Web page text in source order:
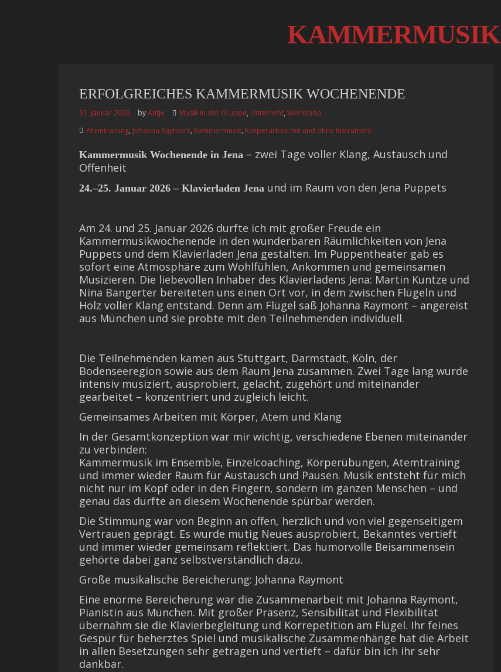
KAMMERMUSIK
ERFOLGREICHES KAMMERMUSIK WOCHENENDE
31. Januar 2026 byAntje Musik in der Gruppe, Unterricht, Workshop
Atemtraining, Johanna Raymont, Kammermusik, Körperarbeit mit und ohne Instrument
Kammermusik Wochenende in Jena – zwei Tage voller Klang, Austausch und
Offenheit
24.–25. Januar 2026 – Klavierladen Jena und im Raum von den Jena Puppets
Am 24. und 25. Januar 2026 durfte ich mit großer Freude ein
Kammermusikwochenende in den wunderbaren Räumlichkeiten von Jena
Puppets und dem Klavierladen Jena gestalten. Im Puppentheater gab es
sofort eine Atmosphäre zum Wohlfühlen, Ankommen und gemeinsamen
Musizieren. Die liebevollen Inhaber des Klavierladens Jena: Martin Kuntze und
Nina Bangerter bereiteten uns einen Ort vor, in dem zwischen Flügeln und
Holz voller Klang entstand. Denn am Flügel saß Johanna Raymont – angereist
aus München und sie probte mit den Teilnehmenden individuell.
Die Teilnehmenden kamen aus Stuttgart, Darmstadt, Köln, der
Bodenseeregion sowie aus dem Raum Jena zusammen. Zwei Tage lang wurde
intensiv musiziert, ausprobiert, gelacht, zugehört und miteinander
gearbeitet – konzentriert und zugleich leicht.
Gemeinsames Arbeiten mit Körper, Atem und Klang
In der Gesamtkonzeption war mir wichtig, verschiedene Ebenen miteinander
zu verbinden:
Kammermusik im Ensemble, Einzelcoaching, Körperübungen, Atemtraining
und immer wieder Raum für Austausch und Pausen. Musik entsteht für mich
nicht nur im Kopf oder in den Fingern, sondern im ganzen Menschen – und
genau das durfte an diesem Wochenende spürbar werden.
Die Stimmung war von Beginn an offen, herzlich und von viel gegenseitigem
Vertrauen geprägt. Es wurde mutig Neues ausprobiert, Bekanntes vertieft
und immer wieder gemeinsam reflektiert. Das humorvolle Beisammensein
gehörte dabei ganz selbstverständlich dazu.
Große musikalische Bereicherung: Johanna Raymont
Eine enorme Bereicherung war die Zusammenarbeit mit Johanna Raymont,
Pianistin aus München. Mit großer Präsenz, Sensibilität und Flexibilität
übernahm sie die Klavierbegleitung und Korrepetition am Flügel. Ihr feines
Gespür für beherztes Spiel und musikalische Zusammenhänge hat die Arbeit
in allen Besetzungen sehr getragen und vertieft – dafür bin ich ihr sehr
dankbar.